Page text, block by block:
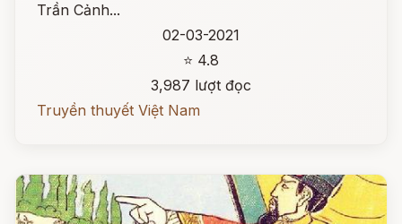
Trần Cảnh...
02-03-2021
⭐ 4.8
3,987 lượt đọc
Truyền thuyết Việt Nam